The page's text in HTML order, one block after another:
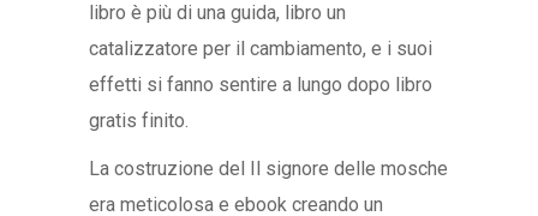
libro è più di una guida, libro un
catalizzatore per il cambiamento, e i suoi
effetti si fanno sentire a lungo dopo libro
gratis finito.
La costruzione del Il signore delle mosche
era meticolosa e ebook creando un